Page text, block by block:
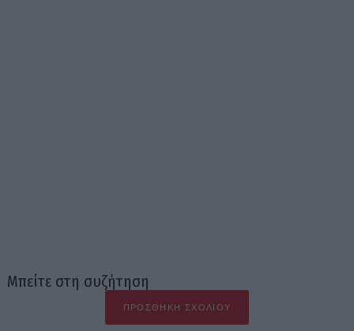
Μπείτε στη συζήτηση
ΠΡΟΣΘΉΚΗ ΣΧΟΛΊΟΥ